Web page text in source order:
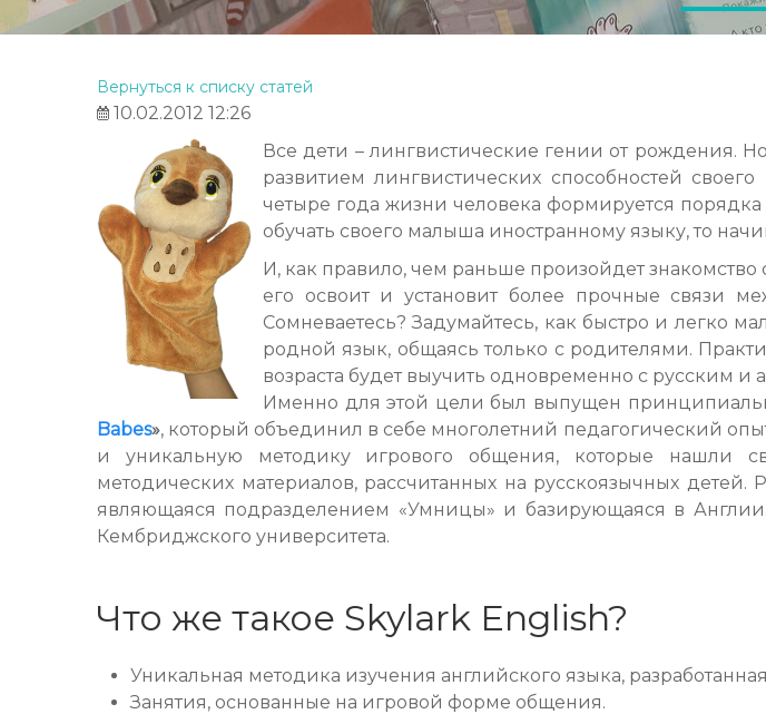
Вернуться к списку статей
10.02.2012 12:26
Все дети – лингвистические гении от рождения.
развитием лингвистических способностей
четыре года жизни человека формируется
обучать своего малыша иностранному языку, то
И, как правило, чем раньше произойдет
его освоит и установит более прочные связи
Сомневаетесь? Задумайтесь, как быстро и легко
родной язык, общаясь только с родителями.
возраста будет выучить одновременно с русским и
Именно для этой цели был выпущен
Babes», который объединил в себе многолетний педагогический
и уникальную методику игрового общения, которые нашли
методических материалов, рассчитанных на русскоязычных
являющаяся подразделением «Умницы» и базирующаяся в
Кембриджского университета.
Что же такое Skylark English?
Уникальная методика изучения английского языка,
Занятия, основанные на игровой форме общения.